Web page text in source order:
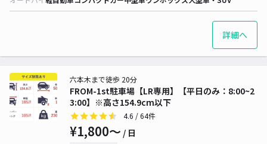
詳細へ
FROM-1st駐車場【LR専用】【平日のみ：8:00~2
3:00】※高さ154.9cm以下
六本木まで徒歩 20分
4.6 / 64件
¥1,800〜 / 日